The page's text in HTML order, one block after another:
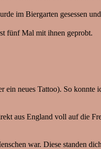
im Biergarten gesessen
fünf Mal mit ihnen geprobt.
neues Tattoo). So konnte
aus England voll auf die
war. Diese standen